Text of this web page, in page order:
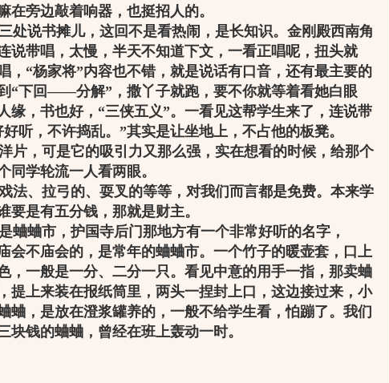
在旁边敲着响器，也挺招人的。
处说书摊儿，这回不是看热闹，是长知识。金刚殿西南角
说带唱，太慢，半天不知道下文，一看正唱呢，扭头就
，“杨家将”内容也不错，就是说话有口音，还有最主要的
“下回——分解”，撒丫子就跑，要不你就等着看她白眼
缘，书也好，“三侠五义”。一看见这帮学生来了，连说带
听，不许捣乱。”其实是让坐地上，不占他的板凳。
片，可是它的吸引力又那么强，实在想看的时候，给那个
同学轮流一人看两眼。
法、拉弓的、耍叉的等等，对我们而言都是免费。本来学
要是有五分钱，那就是财主。
蛐蛐市，护国寺后门那地方有一个非常好听的名字，
会不庙会的，是常年的蛐蛐市。一个竹子的暖壶套，口上
，一般是一分、二分一只。看见中意的用手一指，那卖蛐
提上来装在报纸筒里，两头一捏封上口，这边接过来，小
蛐，是放在澄浆罐养的，一般不给学生看，怕蹦了。我们
块钱的蛐蛐，曾经在班上轰动一时。